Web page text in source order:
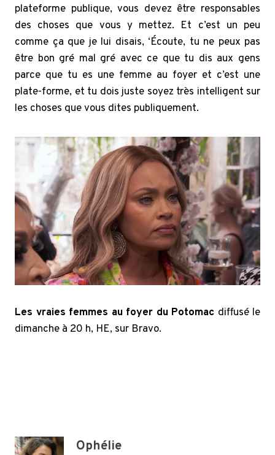
plateforme publique, vous devez être responsables
des choses que vous y mettez. Et c’est un peu
comme ça que je lui disais, ‘Écoute, tu ne peux pas
être bon gré mal gré avec ce que tu dis aux gens
parce que tu es une femme au foyer et c’est une
plate-forme, et tu dois juste soyez très intelligent sur
les choses que vous dites publiquement.
Les vraies femmes au foyer du Potomac diffusé le
dimanche à 20 h, HE, sur Bravo.
Ophélie